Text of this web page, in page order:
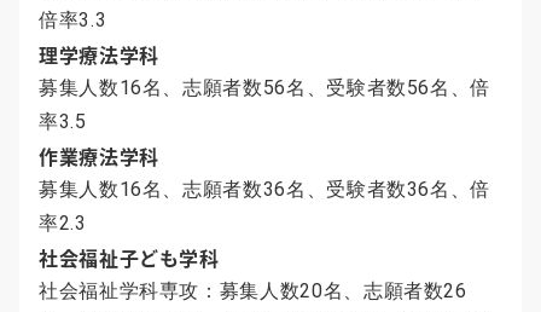
倍率3.3
理学療法学科
募集人数16名、志願者数56名、受験者数56名、倍
率3.5
作業療法学科
募集人数16名、志願者数36名、受験者数36名、倍
率2.3
社会福祉子ども学科
社会福祉学科専攻：募集人数20名、志願者数26